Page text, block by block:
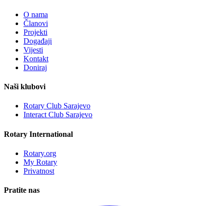
O nama
Članovi
Projekti
Događaji
Vijesti
Kontakt
Doniraj
Naši klubovi
Rotary Club Sarajevo
Interact Club Sarajevo
Rotary International
Rotary.org
My Rotary
Privatnost
Pratite nas